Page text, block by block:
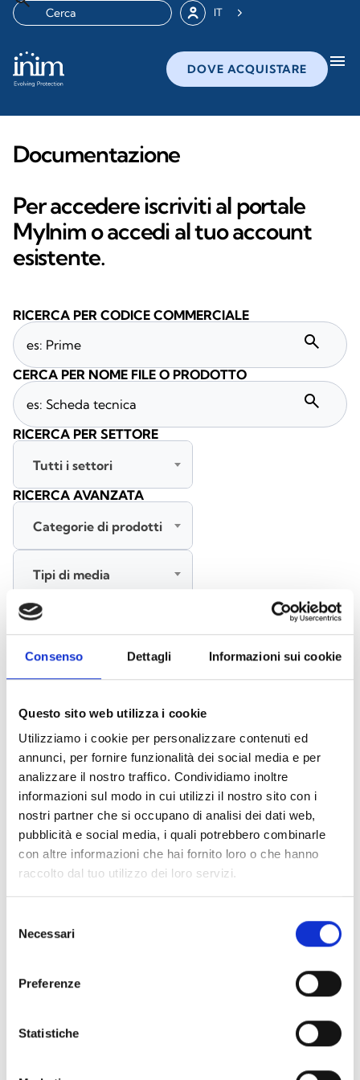
Consenso Dettagli Informazioni sui cookie
Questo sito web utilizza i cookie
Utilizziamo i cookie per personalizzare contenuti ed
annunci, per fornire funzionalità dei social media e per
analizzare il nostro traffico. Condividiamo inoltre
informazioni sul modo in cui utilizzi il nostro sito con i
nostri partner che si occupano di analisi dei dati web,
pubblicità e social media, i quali potrebbero combinarle
con altre informazioni che hai fornito loro o che hanno
raccolto dal tuo utilizzo dei loro servizi.
delNecessari
Preferenze
Statistiche
IT
DOVE ACQUISTARE menu
Documentazione
Per accedere iscriviti al portale
MyInim o accedi al tuo account
esistente.
Accessori Basi EB00 - Materiali(47)
Accessori per test dei rivelatori - Materiali
Accessori rivelatori Enea
Accessori Senseware
Accessori Serie Industrial
Air2-Aria/W
Documenti
Seleziona tutti
Accedi, prima di scaricare i contenuti con icona
lock
RICERCA PER CODICE COMMERCIALE
search
CERCA PER NOME FILE O PRODOTTO
search
RICERCA PER SETTORE
Tutti i settori
RICERCA AVANZATA
Categorie di prodotti
Tipi di media
Tutte le lingue
CERCA